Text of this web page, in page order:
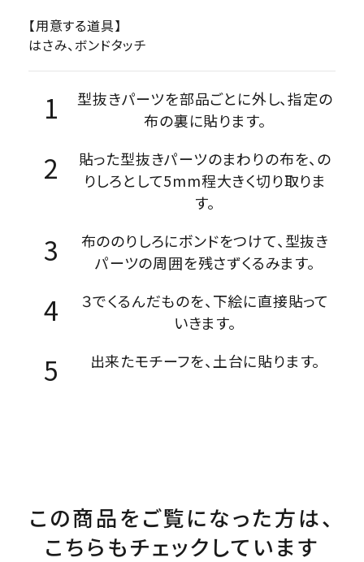
【用意する道具】
はさみ、ボンドタッチ
型抜きパーツを部品ごとに外し、指定の
布の裏に貼ります。
貼った型抜きパーツのまわりの布を、の
りしろとして5mm程大きく切り取りま
す。
布ののりしろにボンドをつけて、型抜き
パーツの周囲を残さずくるみます。
３でくるんだものを、下絵に直接貼って
いきます。
出来たモチーフを、土台に貼ります。
この商品をご覧になった方は、
こちらもチェックしています